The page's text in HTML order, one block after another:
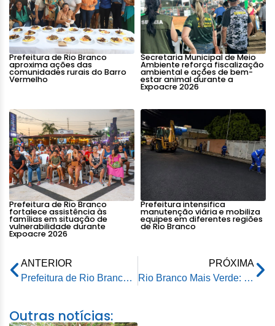
Prefeitura de Rio Branco
aproxima ações das
comunidades rurais do Barro
Vermelho
Secretaria Municipal de Meio
Ambiente reforça fiscalização
ambiental e ações de bem-
estar animal durante a
Expoacre 2026
Prefeitura de Rio Branco
fortalece assistência às
famílias em situação de
vulnerabilidade durante
Expoacre 2026
Prefeitura intensifica
manutenção viária e mobiliza
equipes em diferentes regiões
de Rio Branco
ANTERIOR
Prefeitura de Rio Branco continua com ações de reparos e manutenção na rede de distribuição de água
PRÓXIMA
Rio Branco Mais Verde: Prefeitura instala pontos de coleta para lixo eletrônico e pilhas
Outras notícias: